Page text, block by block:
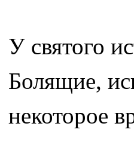
У святого
Болящие,
некоторое